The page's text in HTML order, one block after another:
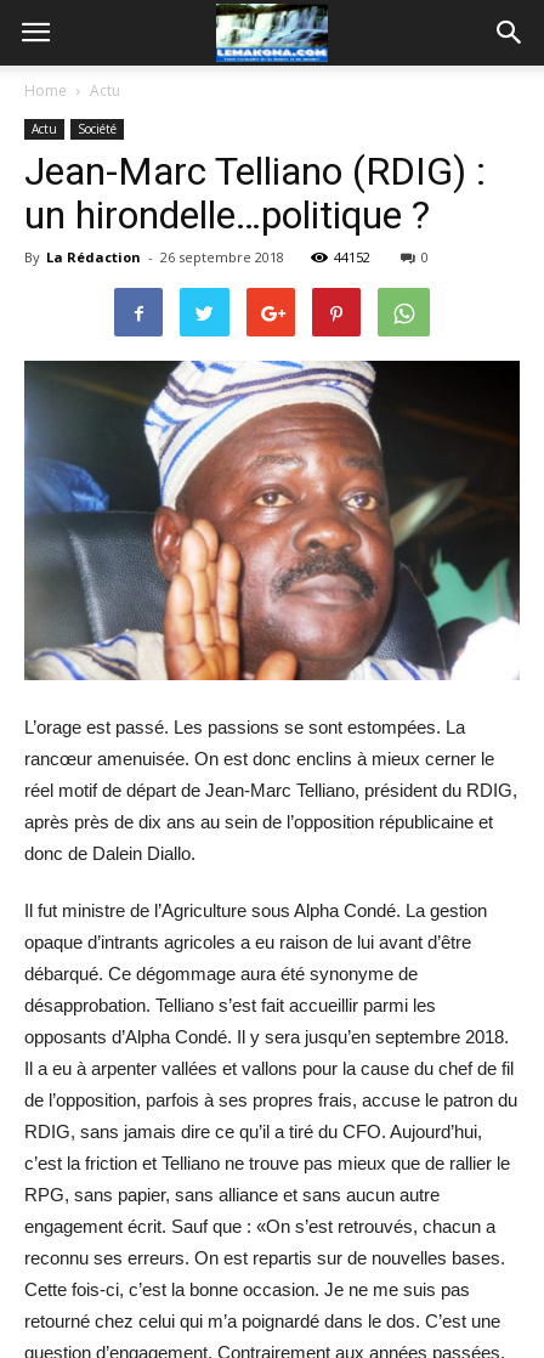
Home Actu
Actu Société
Jean-Marc Telliano (RDIG) :
un hirondelle…politique ?
By La Rédaction - 26 septembre 2018 44152 0
L’orage est passé. Les passions se sont estompées. La
rancœur amenuisée. On est donc enclins à mieux cerner le
réel motif de départ de Jean-Marc Telliano, président du RDIG,
après près de dix ans au sein de l’opposition républicaine et
donc de Dalein Diallo.
Il fut ministre de l’Agriculture sous Alpha Condé. La gestion
opaque d’intrants agricoles a eu raison de lui avant d’être
débarqué. Ce dégommage aura été synonyme de
désapprobation. Telliano s’est fait accueillir parmi les
opposants d’Alpha Condé. Il y sera jusqu’en septembre 2018.
Il a eu à arpenter vallées et vallons pour la cause du chef de fil
de l’opposition, parfois à ses propres frais, accuse le patron du
RDIG, sans jamais dire ce qu’il a tiré du CFO. Aujourd’hui,
c’est la friction et Telliano ne trouve pas mieux que de rallier le
RPG, sans papier, sans alliance et sans aucun autre
engagement écrit. Sauf que : «On s’est retrouvés, chacun a
reconnu ses erreurs. On est repartis sur de nouvelles bases.
Cette fois-ci, c’est la bonne occasion. Je ne me suis pas
retourné chez celui qui m’a poignardé dans le dos. C’est une
question d’engagement. Contrairement aux années passées,